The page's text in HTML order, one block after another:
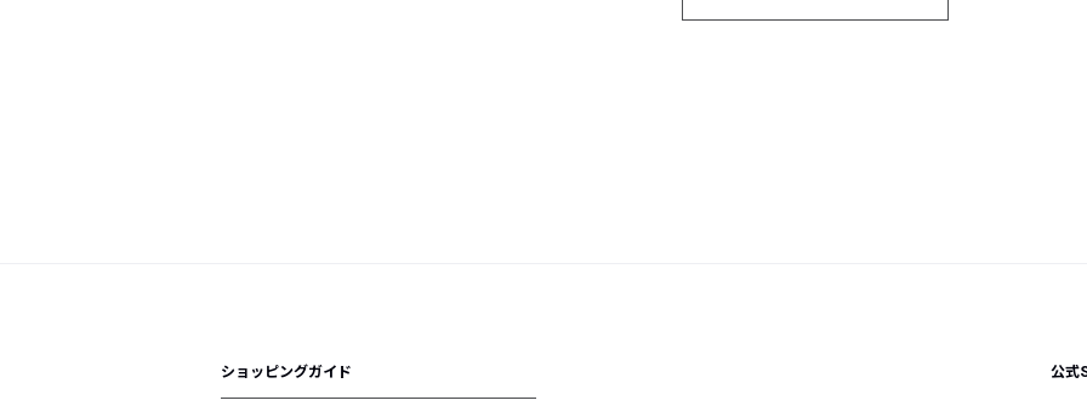
ショッピングガイド 公式